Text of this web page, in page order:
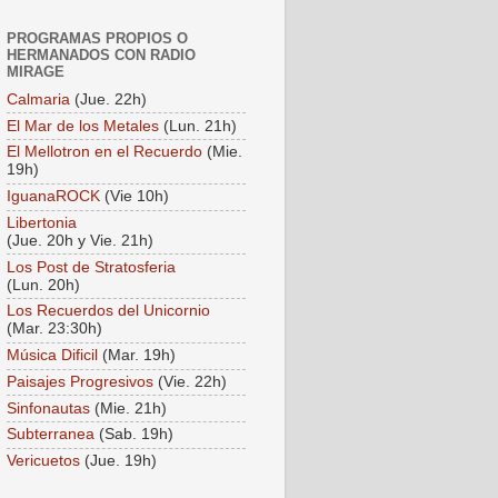
PROGRAMAS PROPIOS O
HERMANADOS CON RADIO
MIRAGE
Calmaria (Jue. 22h)
El Mar de los Metales (Lun. 21h)
El Mellotron en el Recuerdo (Mie.
19h)
IguanaROCK (Vie 10h)
Libertonia
(Jue. 20h y Vie. 21h)
Los Post de Stratosferia
(Lun. 20h)
Los Recuerdos del Unicornio
(Mar. 23:30h)
Música Dificil (Mar. 19h)
Paisajes Progresivos (Vie. 22h)
Sinfonautas (Mie. 21h)
Subterranea (Sab. 19h)
Vericuetos (Jue. 19h)